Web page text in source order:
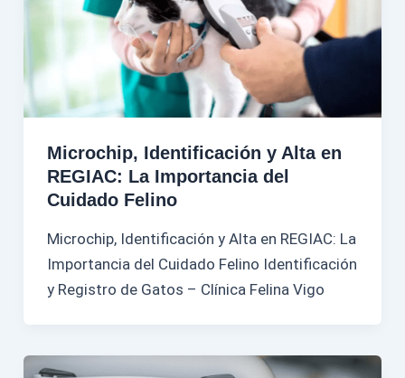
Microchip, Identificación y Alta en
REGIAC: La Importancia del
Cuidado Felino
Microchip, Identificación y Alta en REGIAC: La
Importancia del Cuidado Felino Identificación
y Registro de Gatos – Clínica Felina Vigo